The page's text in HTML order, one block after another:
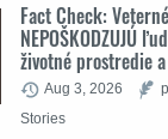
Fact Check:
NEPOŠKODZUJÚ
životné prostredie a
Aug 3, 2026
Stories